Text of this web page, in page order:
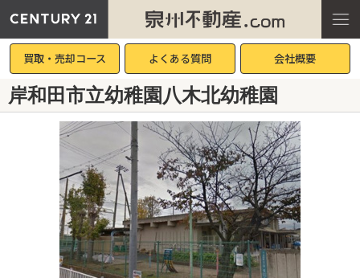
買取・売却コース よくある質問 会社概要
岸和田市立幼稚園八木北幼稚園